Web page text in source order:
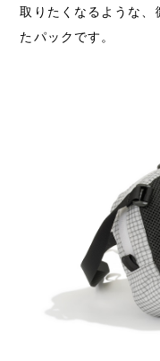
取りたくなるような、
たパックです。